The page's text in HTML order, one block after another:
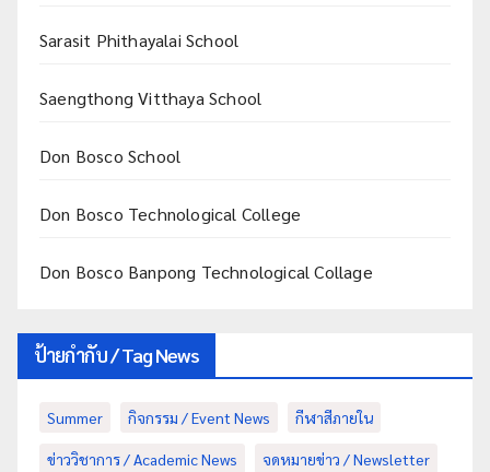
Sarasit Phithayalai School
Saengthong Vitthaya School
Don Bosco School
Don Bosco Technological College
Don Bosco Banpong Technological Collage
ป้ายกำกับ / Tag News
Summer กิจกรรม / Event News กีฬาสีภายใน
ข่าววิชาการ / Academic News จดหมายข่าว / Newsletter